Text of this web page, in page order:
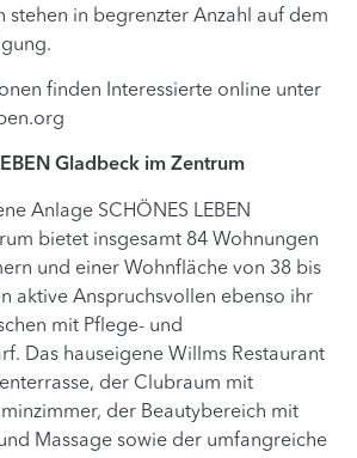
stehen in begrenzter Anzahl auf dem
finden Interessierte online unter
Gladbeck im Zentrum
Anlage SCHÖNES LEBEN
bietet insgesamt 84 Wohnungen
und einer Wohnfläche von 38 bis
aktive Anspruchsvollen ebenso ihr
mit Pflege- und
Das hauseigene Willms Restaurant
der Clubraum mit
der Beautybereich mit
Massage sowie der umfangreiche